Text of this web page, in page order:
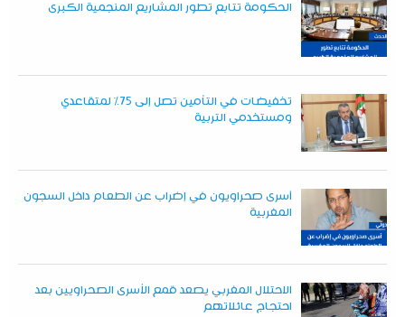
الحكومة تتابع تطور المشاريع المنجمية الكبرى
تخفيضات في التأمين تصل إلى 75% لمتقاعدي
ومستخدمي التربية
أسرى صحراويون في إضراب عن الطعام داخل السجون
المغربية
الاحتلال المغربي يصعد قمع الأسرى الصحراويين بعد
احتجاج عائلاتهم